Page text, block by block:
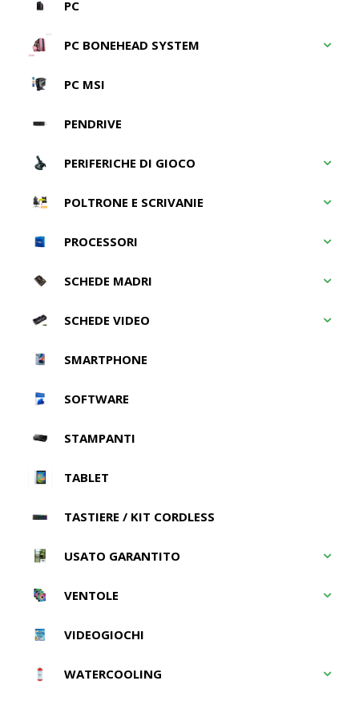
PC
PC BONEHEAD SYSTEM
PC MSI
PENDRIVE
PERIFERICHE DI GIOCO
POLTRONE E SCRIVANIE
PROCESSORI
SCHEDE MADRI
SCHEDE VIDEO
SMARTPHONE
SOFTWARE
STAMPANTI
TABLET
TASTIERE / KIT CORDLESS
USATO GARANTITO
VENTOLE
VIDEOGIOCHI
WATERCOOLING